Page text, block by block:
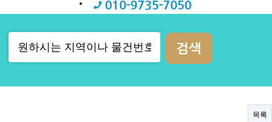
목록